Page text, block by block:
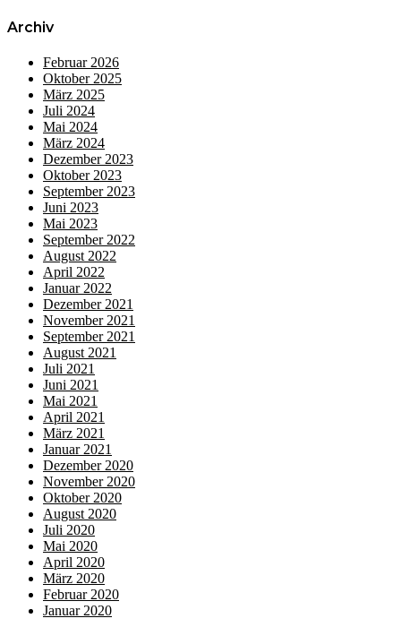
Archiv
Februar 2026
Oktober 2025
März 2025
Juli 2024
Mai 2024
März 2024
Dezember 2023
Oktober 2023
September 2023
Juni 2023
Mai 2023
September 2022
August 2022
April 2022
Januar 2022
Dezember 2021
November 2021
September 2021
August 2021
Juli 2021
Juni 2021
Mai 2021
April 2021
März 2021
Januar 2021
Dezember 2020
November 2020
Oktober 2020
August 2020
Juli 2020
Mai 2020
April 2020
März 2020
Februar 2020
Januar 2020